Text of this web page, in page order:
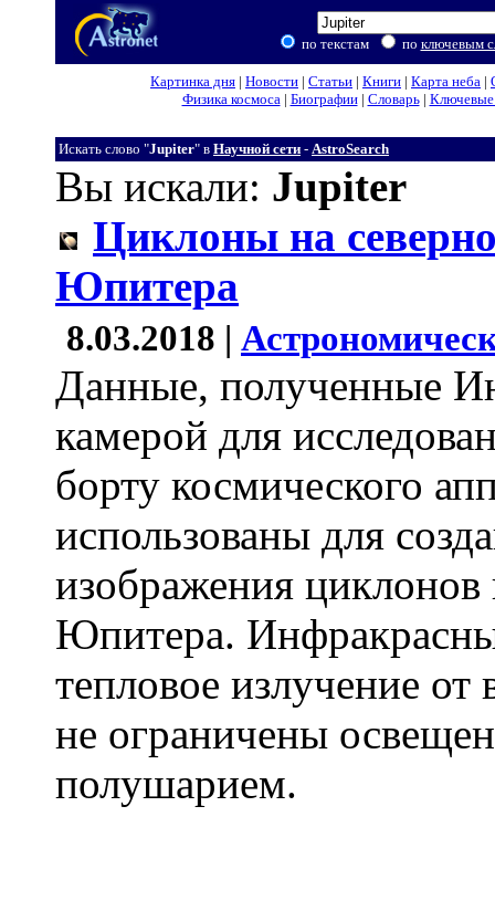
по текстам по ключевым
Картинка дня | Новости | Статьи | Книги | Карта неба |
Физика космоса| Биографии| Словарь| Ключевые
Искать слово "Jupiter" в Научной сети - AstroSearch
Вы искали: Jupiter
Циклоны на
Юпитера
8.03.2018 |
Данные, полученные
камерой для
борту космического
использованы для
изображения
Юпитера.
тепловое излучение
не ограничены
полушарием.